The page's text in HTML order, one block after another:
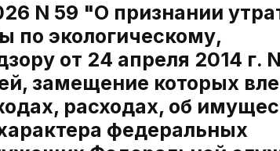
N 59 "О признании
по экологическому,
от 24 апреля 2014 г.
замещение которых
расходах, об
федеральных